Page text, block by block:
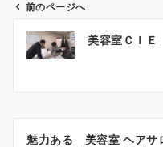
前のページへ
美容室ＣＩＥ
魅力ある 美容室 ヘア